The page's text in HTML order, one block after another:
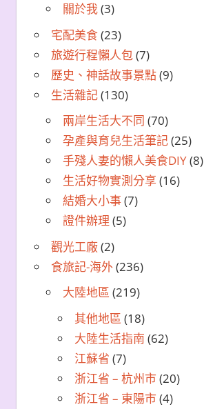
關於我(3)
宅配美食(23)
旅遊行程懶人包(7)
歷史、神話故事景點(9)
生活雜記(130)
兩岸生活大不同 (70)
孕產與育兒生活筆記(25)
手殘人妻的懶人美食DIY(8)
生活好物實測分享 (16)
結婚大小事(7)
證件辦理 (5)
觀光工廠(2)
食旅記-海外(236)
大陸地區 (219)
其他地區 (18)
大陸生活指南 (62)
江蘇省 (7)
浙江省 – 杭州市(20)
浙江省 – 東陽市(4)